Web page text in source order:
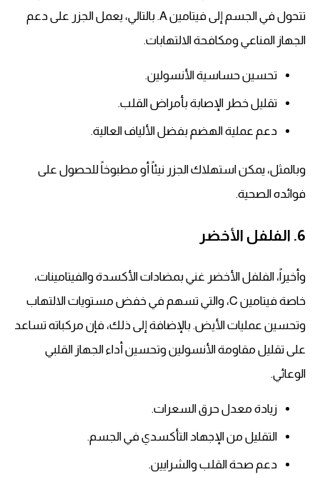
تتحول في الجسم إلى فيتامين A. بالتالي، يعمل الجزر على دعم
الجهاز المناعي ومكافحة الالتهابات.
تحسين حساسية الأنسولين.
تقليل خطر الإصابة بأمراض القلب.
دعم عملية الهضم بفضل الألياف العالية.
وبالمثل، يمكن استهلاك الجزر نيئاً أو مطبوخاً للحصول على
فوائده الصحية.
6. الفلفل الأخضر
وأخيراً، الفلفل الأخضر غني بمضادات الأكسدة والفيتامينات،
خاصة فيتامين C، والتي تسهم في خفض مستويات الالتهاب
وتحسين عمليات الأيض. بالإضافة إلى ذلك، فإن مركباته تساعد
على تقليل مقاومة الأنسولين وتحسين أداء الجهاز القلبي
الوعائي.
زيادة معدل حرق السعرات.
التقليل من الإجهاد التأكسدي في الجسم.
دعم صحة القلب والشرايين.